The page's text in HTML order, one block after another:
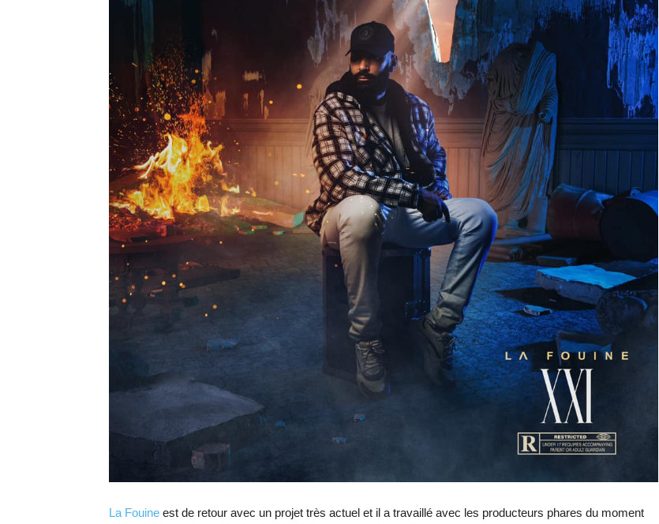
La Fouine est de retour avec un projet très actuel et il a travaillé avec les producteurs phares du moment